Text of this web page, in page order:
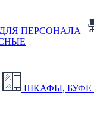
ПЕРСОНАЛА
ШКАФЫ,